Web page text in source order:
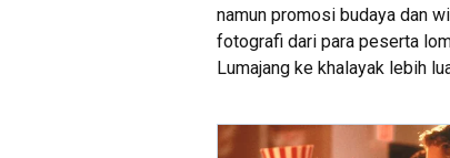
namun promosi budaya dan
fotografi dari para peserta
Lumajang ke khalayak lebih